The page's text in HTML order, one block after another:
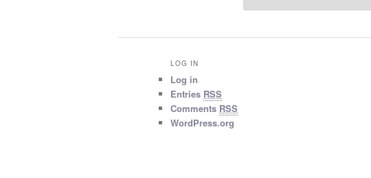
LOG IN
Log in
Entries RSS
Comments RSS
WordPress.org